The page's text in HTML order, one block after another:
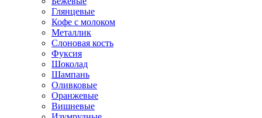
Глянцевые
Кофе с молоком
Металлик
Слоновая кость
Фуксия
Шоколад
Шампань
Оливковые
Оранжевые
Вишневые